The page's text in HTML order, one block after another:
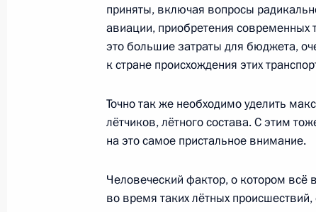
О назначении полпредов
округов
6 сентября 2011 года, 16:45
Дмитрий Медведев принял в
приняты, включая вопросы
авиации, приобретения современных
это большие затраты для бюджета,
к стране происхождения этих
Точно так же необходимо уделить
лётчиков, лётного состава. С этим
на это самое пристальное внимание.
Человеческий фактор, о котором всё
во время таких лётных происшествий,